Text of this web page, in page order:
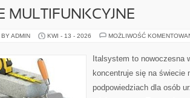
MULTIFUNKCYJNE
ADMIN KWI - 13 - 2026 MOŻLIWOŚĆ
Italsystem to nowoczesna
koncentruje się na świecie
podpowiedziach dla osób